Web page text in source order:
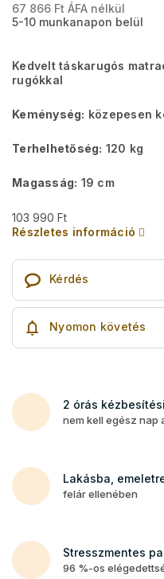
67 866 Ft ÁFA nélkül
5-10 munkanapon belül
Kedvelt táskarugós
rugókkal
Keménység: közepesen
Terhelhetőség: 120 kg
Magasság: 19 cm
103 990 Ft
Részletes információ
Kérdés
Nyomon követés
2 órás
nem kell egész nap
Lakásba,
felár ellenében
Stresszmentes
96 %-os